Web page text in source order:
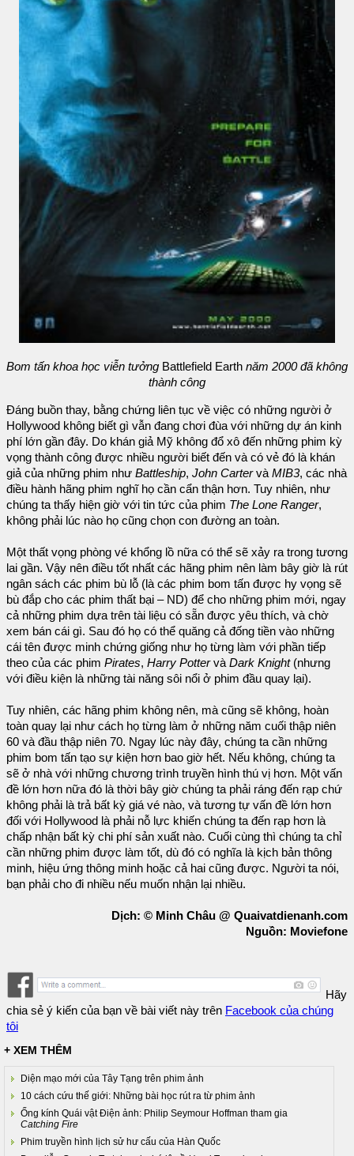
Bom tấn khoa học viễn tưởng Battlefield Earth năm 2000 đã không
thành công
Đáng buồn thay, bằng chứng liên tục về việc có những người ở
Hollywood không biết gì vẫn đang chơi đùa với những dự án kinh
phí lớn gần đây. Do khán giả Mỹ không đổ xô đến những phim kỳ
vọng thành công được nhiều người biết đến và có vẻ đó là khán
giả của những phim như Battleship, John Cartervà MIB3, các nhà
điều hành hãng phim nghĩ họ cần cẩn thận hơn. Tuy nhiên, như
chúng ta thấy hiện giờ với tin tức của phim The Lone Ranger,
không phải lúc nào họ cũng chọn con đường an toàn.
Một thất vọng phòng vé khổng lồ nữa có thể sẽ xảy ra trong tương
lai gần. Vậy nên điều tốt nhất các hãng phim nên làm bây giờ là rút
ngân sách các phim bù lỗ (là các phim bom tấn được hy vọng sẽ
bù đắp cho các phim thất bại – ND) để cho những phim mới, ngay
cả những phim dựa trên tài liệu có sẵn được yêu thích, và chờ
xem bán cái gì. Sau đó họ có thể quăng cả đống tiền vào những
cái tên được minh chứng giống như họ từng làm với phần tiếp
theo của các phim Pirates, Harry Pottervà Dark Knight(nhưng
với điều kiện là những tài năng sôi nổi ở phim đầu quay lại).
Tuy nhiên, các hãng phim không nên, mà cũng sẽ không, hoàn
toàn quay lại như cách họ từng làm ở những năm cuối thập niên
60 và đầu thập niên 70. Ngay lúc này đây, chúng ta cần những
phim bom tấn tạo sự kiện hơn bao giờ hết. Nếu không, chúng ta
sẽ ở nhà với những chương trình truyền hình thú vị hơn. Một vấn
đề lớn hơn nữa đó là thời bây giờ chúng ta phải ráng đến rạp chứ
không phải là trả bất kỳ giá vé nào, và tương tự vấn đề lớn hơn
đối với Hollywood là phải nỗ lực khiến chúng ta đến rạp hơn là
chấp nhận bất kỳ chi phí sản xuất nào. Cuối cùng thì chúng ta chỉ
cần những phim được làm tốt, dù đó có nghĩa là kịch bản thông
minh, hiệu ứng thông minh hoặc cả hai cũng được. Người ta nói,
bạn phải cho đi nhiều nếu muốn nhận lại nhiều.
Dịch: © Minh Châu @ Quaivatdienanh.com
Nguồn: Moviefone
Hãy
chia sẻ ý kiến của bạn về bài viết này trên Facebook của chúng
tôi
+ XEM THÊM
Diện mạo mới của Tây Tạng trên phim ảnh
10 cách cứu thế giới: Những bài học rút ra từ phim ảnh
Ống kính Quái vật Điện ảnh: Philip Seymour Hoffman tham gia
Catching Fire
Phim truyền hình lịch sử hư cấu của Hàn Quốc